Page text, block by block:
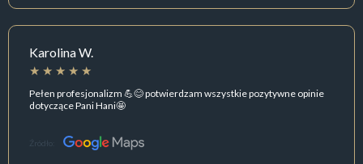
Karolina W.
Pełen profesjonalizm 💪😊 potwierdzam wszystkie pozytywne opinie
dotyczące Pani Hani🤩
Źródło: